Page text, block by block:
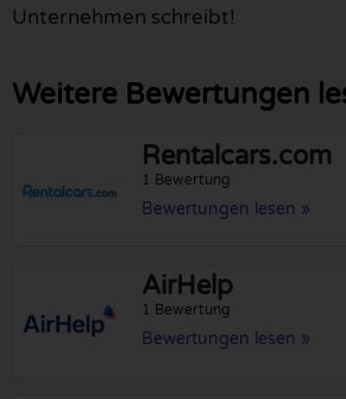
Unternehmen schreibt!
Weitere Bewertungen
Rentalcars.com
1 Bewertung
Bewertungen lesen »
AirHelp
1 Bewertung
Bewertungen lesen »